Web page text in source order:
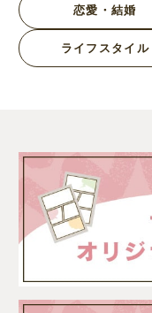
恋愛・結婚
ライフスタイル